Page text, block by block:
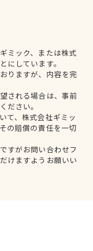
ミック、または株式
にしています。
りますが、内容を完
される場合は、事前
ださい。
て、株式会社ギミッ
の賠償の責任を一切
すがお問い合わせフ
けますようお願いい